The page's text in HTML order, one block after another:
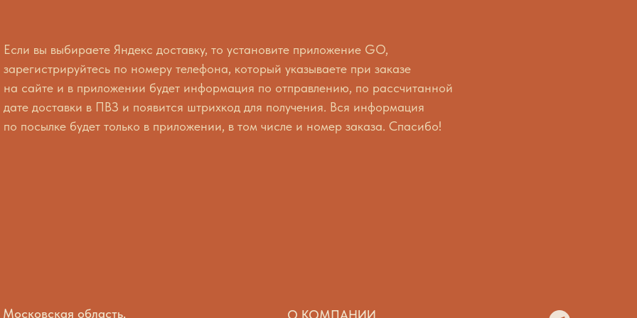
Если вы выбираете Яндекс доставку, то установите приложение GO,
зарегистрируйтесь по номеру телефона, который указываете при заказе
на сайте и в приложении будет информация по отправлению, по рассчитанной
дате доставки в ПВЗ и появится штрихкод для получения. Вся информация
по посылке будет только в приложении, в том числе и номер заказа. Спасибо!
Московская область,